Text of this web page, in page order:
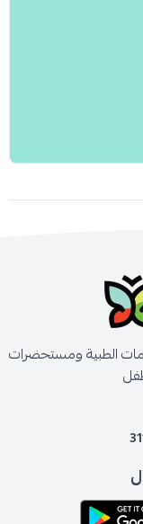
الطبية ومستحضرات